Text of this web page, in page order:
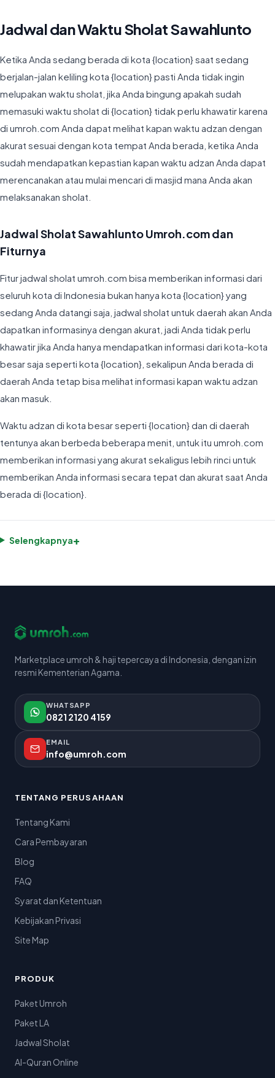
Jadwal dan Waktu Sholat Sawahlunto
Ketika Anda sedang berada di kota {location} saat sedang
berjalan-jalan keliling kota {location} pasti Anda tidak ingin
melupakan waktu sholat, jika Anda bingung apakah sudah
memasuki waktu sholat di {location} tidak perlu khawatir karena
di umroh.com Anda dapat melihat kapan waktu adzan dengan
akurat sesuai dengan kota tempat Anda berada, ketika Anda
sudah mendapatkan kepastian kapan waktu adzan Anda dapat
merencanakan atau mulai mencari di masjid mana Anda akan
melaksanakan sholat.
Jadwal Sholat Sawahlunto Umroh.com dan
Fiturnya
Fitur jadwal sholat umroh.com bisa memberikan informasi dari
seluruh kota di Indonesia bukan hanya kota {location} yang
sedang Anda datangi saja, jadwal sholat untuk daerah akan Anda
dapatkan informasinya dengan akurat, jadi Anda tidak perlu
khawatir jika Anda hanya mendapatkan informasi dari kota-kota
besar saja seperti kota {location}, sekalipun Anda berada di
daerah Anda tetap bisa melihat informasi kapan waktu adzan
akan masuk.
Waktu adzan di kota besar seperti {location} dan di daerah
tentunya akan berbeda beberapa menit, untuk itu umroh.com
memberikan informasi yang akurat sekaligus lebih rinci untuk
memberikan Anda informasi secara tepat dan akurat saat Anda
berada di {location}.
Selengkapnya+
Marketplace umroh & haji tepercaya di Indonesia, dengan izin
resmi Kementerian Agama.
WHATSAPP
0821 2120 4159
EMAIL
info@umroh.com
TENTANG PERUSAHAAN
Tentang Kami
Cara Pembayaran
Blog
FAQ
Syarat dan Ketentuan
Kebijakan Privasi
Site Map
PRODUK
Paket Umroh
Paket LA
Jadwal Sholat
Al-Quran Online